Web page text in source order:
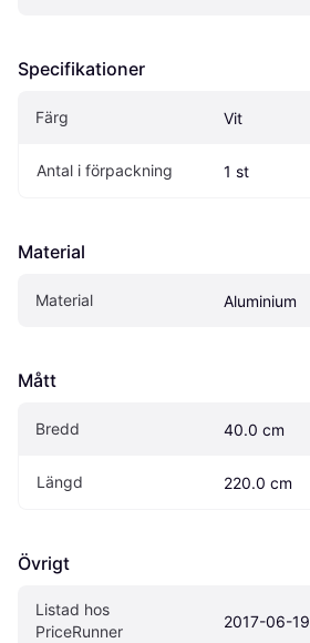
Specifikationer
Färg Vit
Antal i förpackning 1 st
Material
Material Aluminium
Mått
Bredd 40.0 cm
Längd 220.0 cm
Övrigt
Listad hos
PriceRunner
2017-06-19